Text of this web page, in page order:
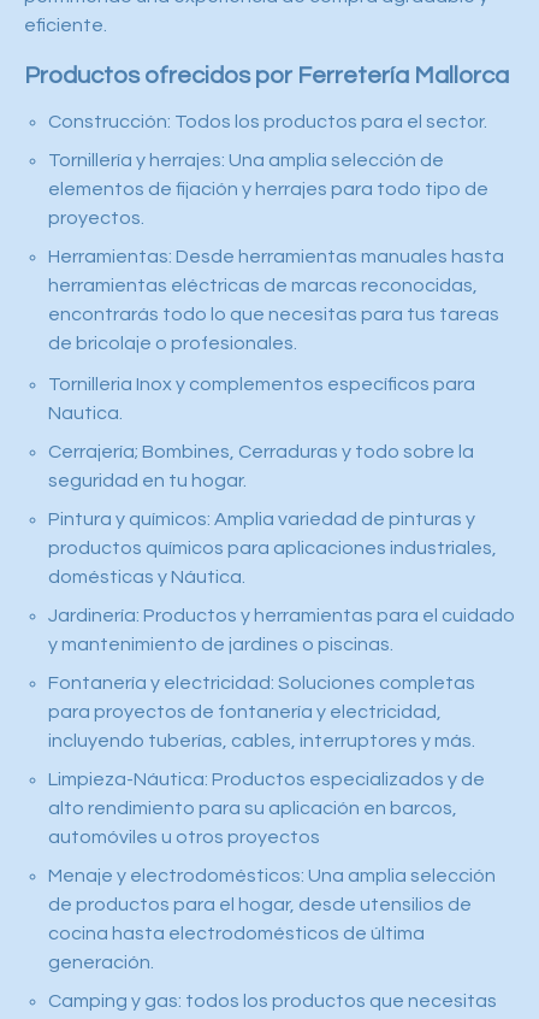
eficiente.
Productos ofrecidos por Ferretería Mallorca
Construcción: Todos los productos para el sector.
Tornillería y herrajes: Una amplia selección de
elementos de fijación y herrajes para todo tipo de
proyectos.
Herramientas: Desde herramientas manuales hasta
herramientas eléctricas de marcas reconocidas,
encontrarás todo lo que necesitas para tus tareas
de bricolaje o profesionales.
Tornilleria Inox y complementos específicos para
Nautica.
Cerrajería; Bombines, Cerraduras y todo sobre la
seguridad en tu hogar.
Pintura y químicos: Amplia variedad de pinturas y
productos químicos para aplicaciones industriales,
domésticas y Náutica.
Jardinería: Productos y herramientas para el cuidado
y mantenimiento de jardines o piscinas.
Fontanería y electricidad: Soluciones completas
para proyectos de fontanería y electricidad,
incluyendo tuberías, cables, interruptores y más.
Limpieza-Náutica: Productos especializados y de
alto rendimiento para su aplicación en barcos,
automóviles u otros proyectos
Menaje y electrodomésticos: Una amplia selección
de productos para el hogar, desde utensilios de
cocina hasta electrodomésticos de última
generación.
Camping y gas: todos los productos que necesitas